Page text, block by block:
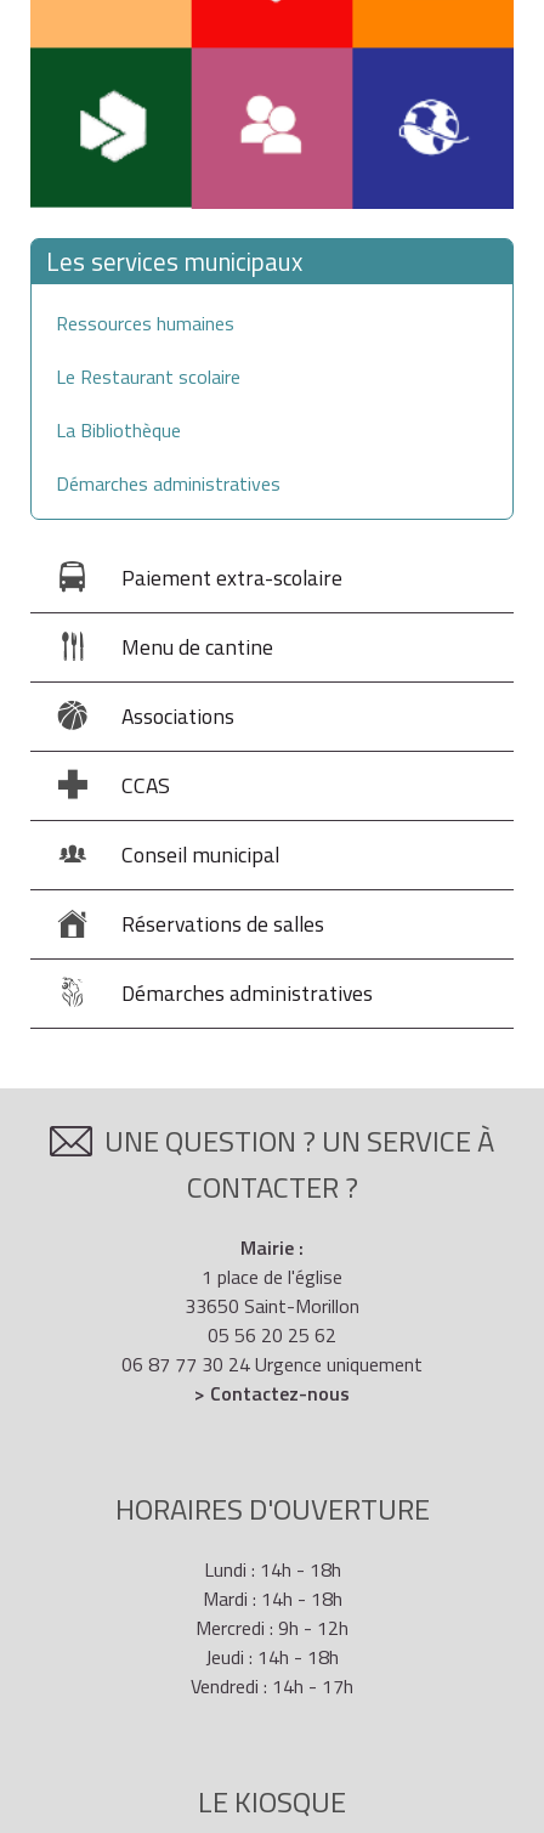
Les services municipaux
Ressources humaines
Le Restaurant scolaire
La Bibliothèque
Démarches administratives
Paiement extra-scolaire
Menu de cantine
Associations
CCAS
Conseil municipal
Réservations de salles
Démarches administratives
UNE QUESTION ? UN SERVICE À
CONTACTER ?
Mairie :
1 place de l'église
33650 Saint-Morillon
05 56 20 25 62
06 87 77 30 24 Urgence uniquement
> Contactez-nous
HORAIRES D'OUVERTURE
Lundi : 14h - 18h
Mardi : 14h - 18h
Mercredi : 9h - 12h
Jeudi : 14h - 18h
Vendredi : 14h - 17h
LE KIOSQUE